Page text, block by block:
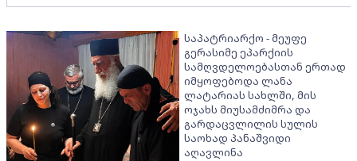
საპატრიარქო - მეუფე
გერასიმე ეპარქიის
სამღვდელოებასთან ერთად
იმყოფებოდა ლანა
ლატარიას სახლში, მის
ოჯახს მიუსამძიმრა და
გარდაცვლილის სულის
საოხად პანაშვიდი
აღავლინა